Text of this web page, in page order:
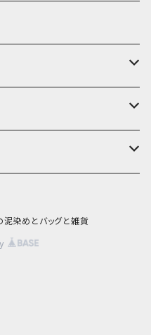
染めとバッグと雑貨